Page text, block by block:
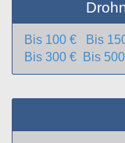
Bis 100 € Bis
Bis 300 € Bis